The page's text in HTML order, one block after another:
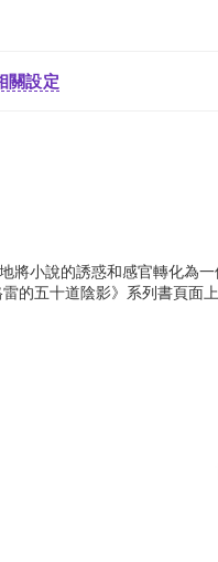
關設定
將小說的誘惑和感官轉化為
的五十道陰影》系列書頁面